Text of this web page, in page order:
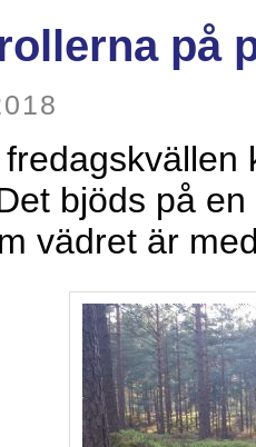
på
bjöds på
vädret är